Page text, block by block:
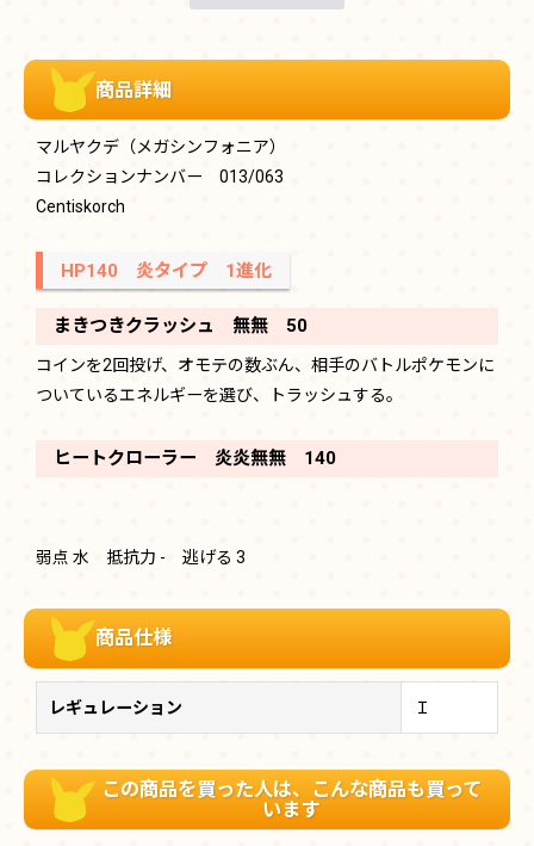
商品詳細
マルヤクデ（メガシンフォニア）
コレクションナンバー 013/063
Centiskorch
HP140 炎タイプ 1進化
まきつきクラッシュ 無無 50
コインを2回投げ、オモテの数ぶん、相手のバトルポケモンに
ついているエネルギーを選び、トラッシュする。
ヒートクローラー 炎炎無無 140
弱点 水 抵抗力 - 逃げる 3
商品仕様
レギュレーション Ｉ
この商品を買った人は、こんな商品も買って
います